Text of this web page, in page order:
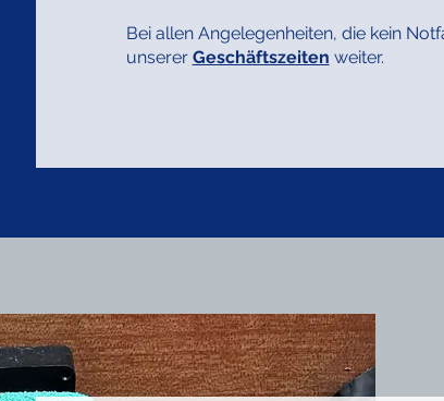
Bei allen Angelegenheiten, die kein
unserer Geschäftszeiten weiter.